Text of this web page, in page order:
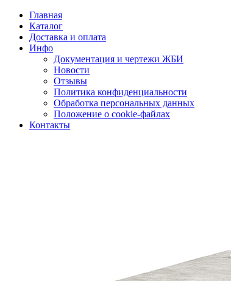
Главная
Каталог
Доставка и оплата
Инфо
Документация и чертежи ЖБИ
Новости
Отзывы
Политика конфиденциальности
Обработка персональных данных
Положение о cookie-файлах
Контакты